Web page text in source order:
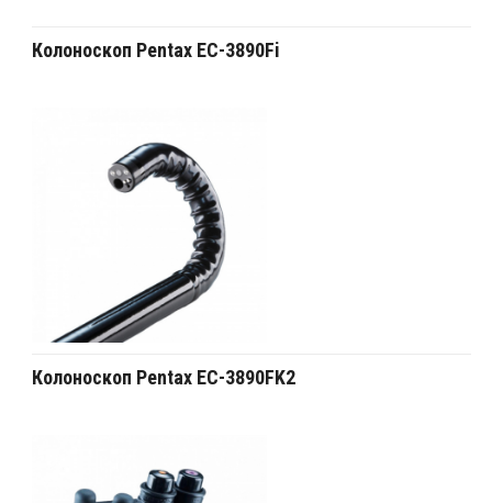
Колоноскоп Pentax EC-3890Fi
Колоноскоп Pentax EC-3890FK2